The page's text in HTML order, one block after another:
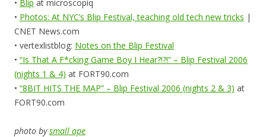
• Blip at microscopiq
• Photos: At NYC’s Blip Festival, teaching old tech new tricks |
CNET News.com
• vertexlistblog: Notes on the Blip Festival
• “Is That A F*cking Game Boy I Hear?!?!” – Blip Festival 2006
(nights 1 & 4) at FORT90.com
• “8BIT HITS THE MAP” – Blip Festival 2006 (nights 2 & 3) at
FORT90.com
photo bysmall ape